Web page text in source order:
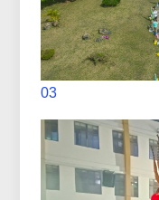
03